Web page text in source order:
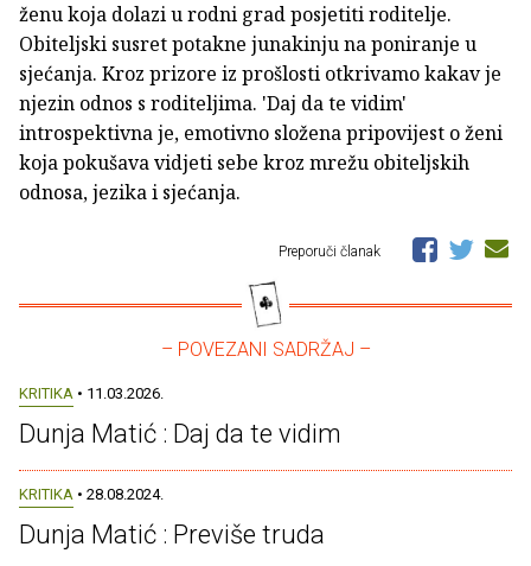
ženu koja dolazi u rodni grad posjetiti roditelje.
Obiteljski susret potakne junakinju na poniranje u
sjećanja. Kroz prizore iz prošlosti otkrivamo kakav je
njezin odnos s roditeljima. 'Daj da te vidim'
introspektivna je, emotivno složena pripovijest o ženi
koja pokušava vidjeti sebe kroz mrežu obiteljskih
odnosa, jezika i sjećanja.
Preporuči članak
– POVEZANI SADRŽAJ –
KRITIKA • 11.03.2026.
Dunja Matić : Daj da te vidim
KRITIKA • 28.08.2024.
Dunja Matić : Previše truda